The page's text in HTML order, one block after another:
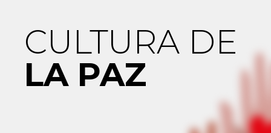
CULTURA DE
LA PAZ
VIOLENCIA
DE GÉNERO